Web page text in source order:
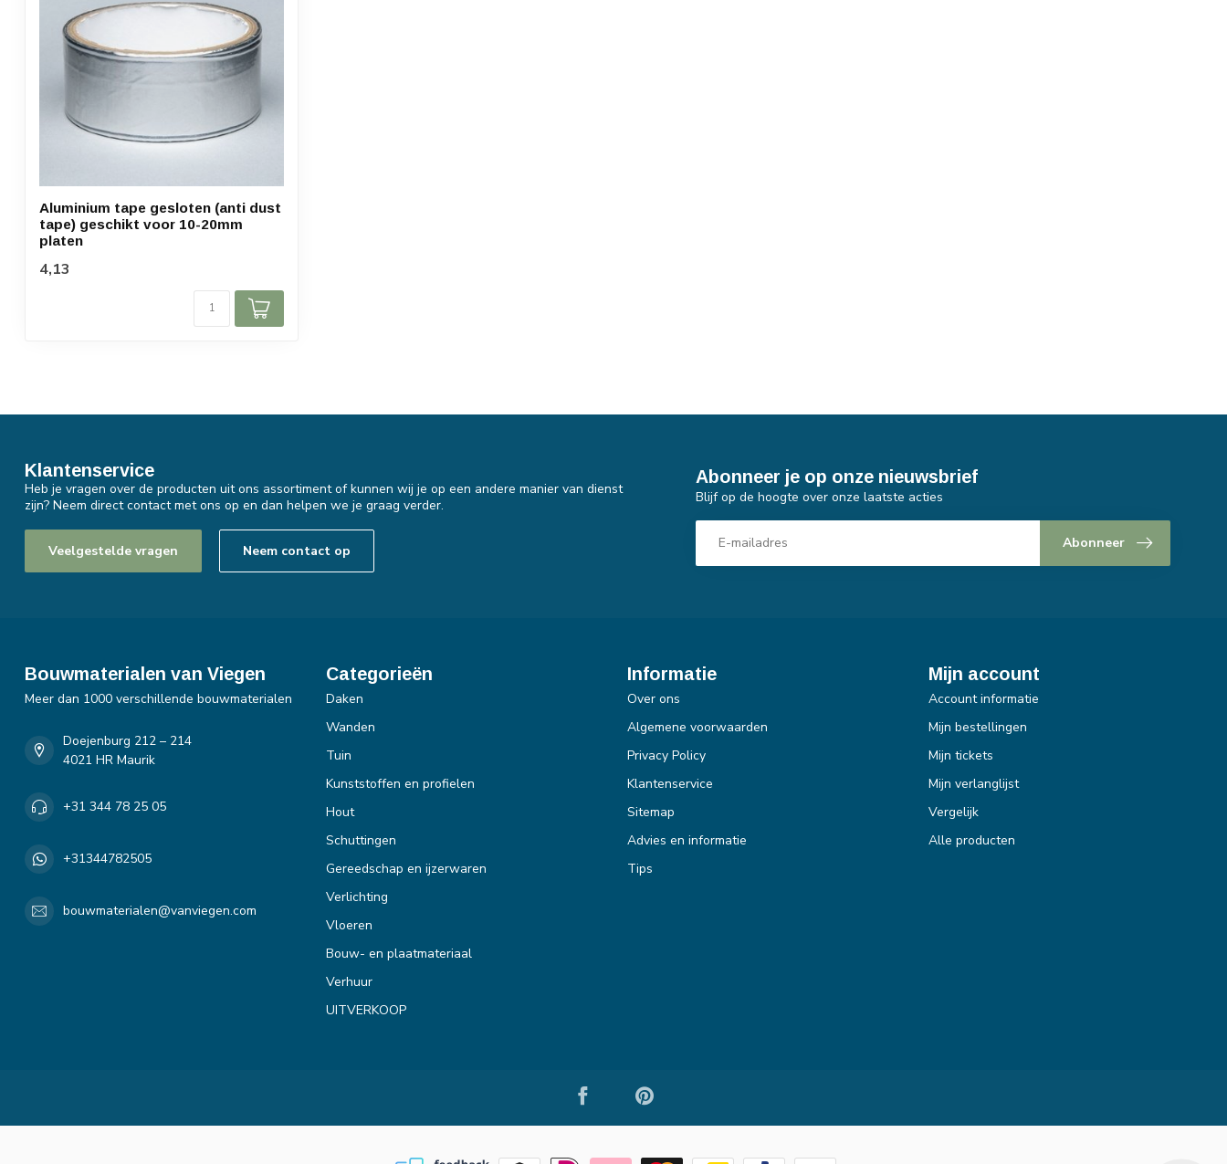
Aluminium tape gesloten (anti dust
tape) geschikt voor 10-20mm
platen
4,13
Klantenservice
Heb je vragen over de producten uit ons assortiment of kunnen wij je op een andere manier van dienst
zijn? Neem direct contact met ons op en dan helpen we je graag verder.
Veelgestelde vragen Neem contact op
Abonneer je op onze nieuwsbrief
Blijf op de hoogte over onze laatste acties
Abonneer
Bouwmaterialen van Viegen
Meer dan 1000 verschillende bouwmaterialen
Doejenburg 212 – 214
4021 HR Maurik
+31 344 78 25 05
+31344782505
bouwmaterialen@vanviegen.com
Categorieën
Daken
Wanden
Tuin
Kunststoffen en profielen
Hout
Schuttingen
Gereedschap en ijzerwaren
Verlichting
Vloeren
Bouw- en plaatmateriaal
Verhuur
UITVERKOOP
Informatie
Over ons
Algemene voorwaarden
Privacy Policy
Klantenservice
Sitemap
Advies en informatie
Tips
Mijn account
Account informatie
Mijn bestellingen
Mijn tickets
Mijn verlanglijst
Vergelijk
Alle producten